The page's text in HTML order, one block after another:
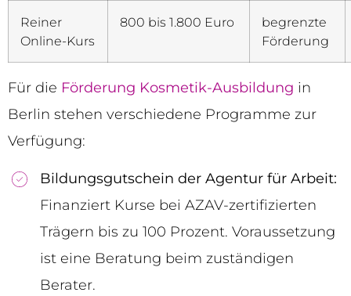
Reiner
Online-Kurs
800 bis 1.800 Euro
begrenzte
Förderung
Für die Förderung Kosmetik-Ausbildung in
Berlin stehen verschiedene Programme zur
Verfügung:
Bildungsgutschein der Agentur für Arbeit:
Finanziert Kurse bei AZAV-zertifizierten
Trägern bis zu 100 Prozent. Voraussetzung
ist eine Beratung beim zuständigen
Berater.